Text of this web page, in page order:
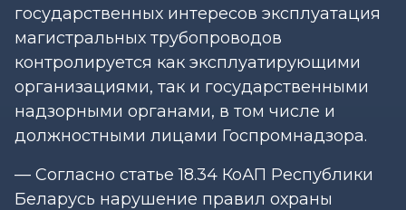
государственных интересов эксплуатация
магистральных трубопроводов
контролируется как эксплуатирующими
организациями, так и государственными
надзорными органами, в том числе и
должностными лицами Госпромнадзора.
— Согласно статье 18.34 КоАП Республики
Беларусь нарушение правил охраны